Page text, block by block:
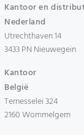
Kantoor en
Nederland
Utrechthaven 14
3433 PN Nieuwegein
Kantoor
België
Ternesselei 324
2160 Wommelgem